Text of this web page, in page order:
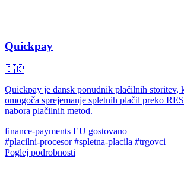
Quickpay
🇩🇰
Quickpay je dansk ponudnik plačilnih storitev,
omogoča sprejemanje spletnih plačil preko
nabora plačilnih metod.
finance-payments EU gostovano
#placilni-procesor#spletna-placila #trgovci
Poglej podrobnosti